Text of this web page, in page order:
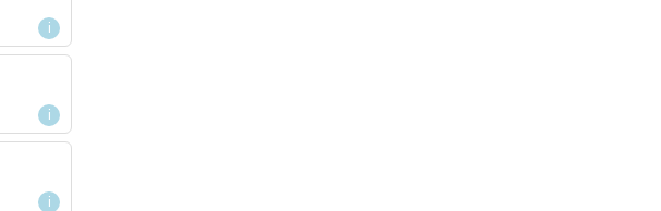
i
i
i